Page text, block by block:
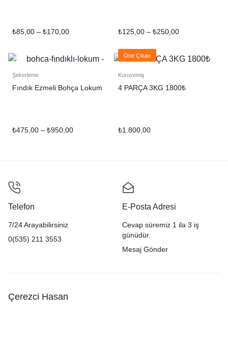
₺85,00 – ₺170,00 ₺125,00 – ₺250,00
Şekerleme
Fındık Ezmeli Bohça Lokum
₺475,00 – ₺950,00
Öne Çıkan
Kuruyemiş
4 PARÇA 3KG 1800₺
₺1.800,00
Telefon
7/24 Arayabilirsiniz
0(535) 211 3553
E-Posta Adresi
Cevap süremiz 1 ila 3 iş
günüdür.
Mesaj Gönder
Çerezci Hasan